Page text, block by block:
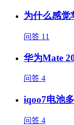
为什么感觉
问答 11
华为Mate
问答 4
iqoo7电池
问答 4